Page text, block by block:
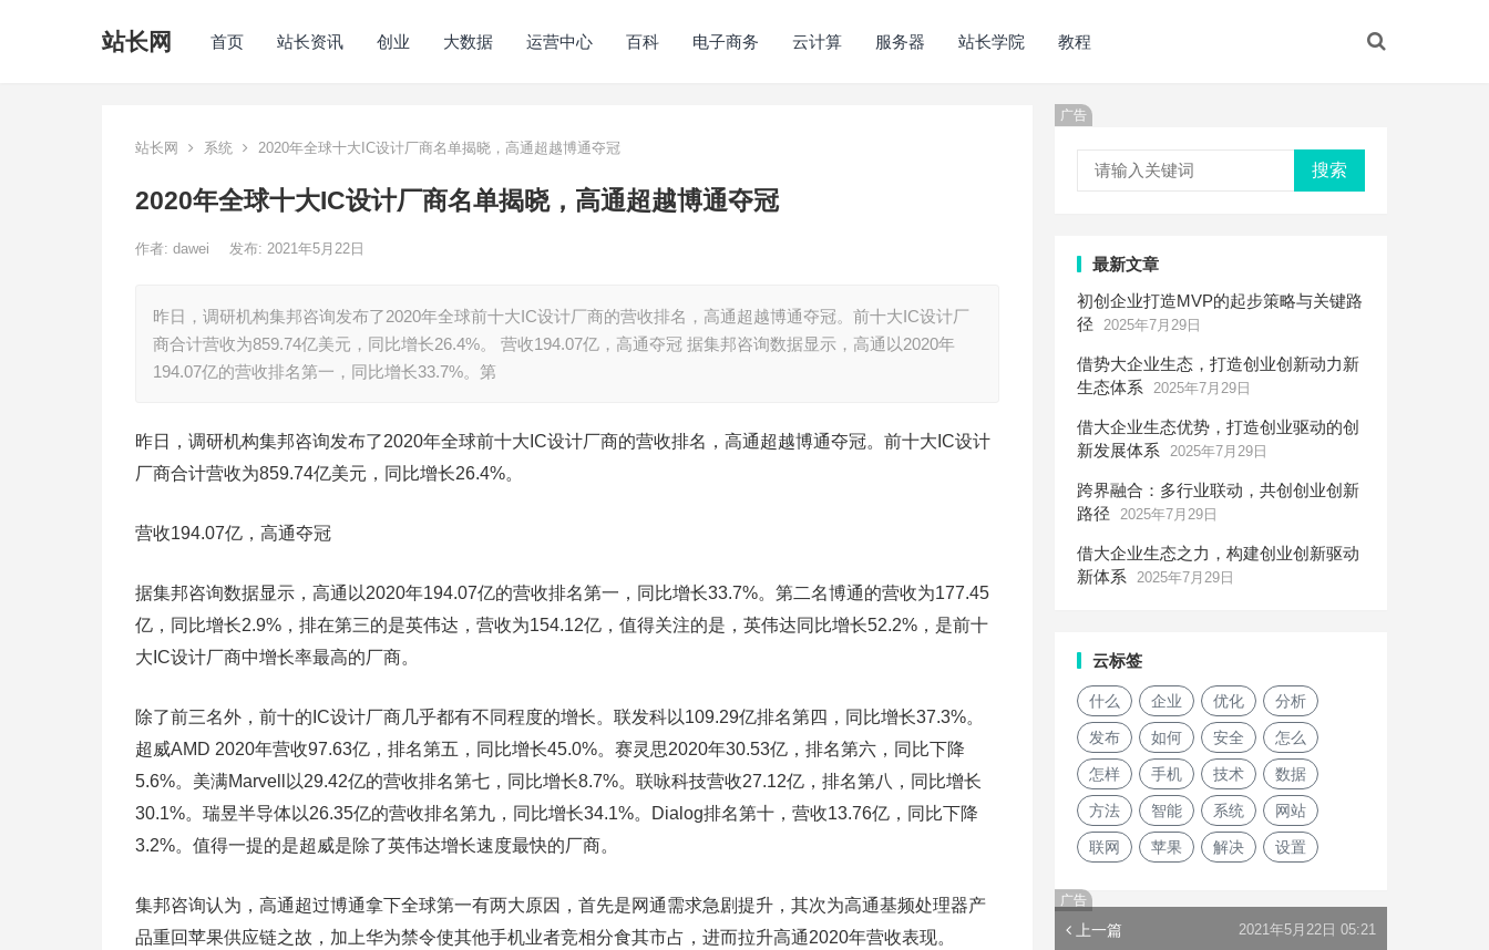
站长网 首页 站长资讯 创业 大数据 运营中心 百科 电子商务 云计算 服务器 站长学院 教程
站长网 系统 2020年全球十大IC设计厂商名单揭晓，高通超越博通夺冠
2020年全球十大IC设计厂商名单揭晓，高通超越博通夺冠
作者: dawei 发布: 2021年5月22日
昨日，调研机构集邦咨询发布了2020年全球前十大IC设计厂商的营收排名，高通超越博通夺冠。前十大IC设计厂
商合计营收为859.74亿美元，同比增长26.4%。 营收194.07亿，高通夺冠 据集邦咨询数据显示，高通以2020年
194.07亿的营收排名第一，同比增长33.7%。第
昨日，调研机构集邦咨询发布了2020年全球前十大IC设计厂商的营收排名，高通超越博通夺冠。前十大IC设计
厂商合计营收为859.74亿美元，同比增长26.4%。
营收194.07亿，高通夺冠
据集邦咨询数据显示，高通以2020年194.07亿的营收排名第一，同比增长33.7%。第二名博通的营收为177.45
亿，同比增长2.9%，排在第三的是英伟达，营收为154.12亿，值得关注的是，英伟达同比增长52.2%，是前十
大IC设计厂商中增长率最高的厂商。
除了前三名外，前十的IC设计厂商几乎都有不同程度的增长。联发科以109.29亿排名第四，同比增长37.3%。
超威AMD 2020年营收97.63亿，排名第五，同比增长45.0%。赛灵思2020年30.53亿，排名第六，同比下降
5.6%。美满Marvell以29.42亿的营收排名第七，同比增长8.7%。联咏科技营收27.12亿，排名第八，同比增长
30.1%。瑞昱半导体以26.35亿的营收排名第九，同比增长34.1%。Dialog排名第十，营收13.76亿，同比下降
3.2%。值得一提的是超威是除了英伟达增长速度最快的厂商。
集邦咨询认为，高通超过博通拿下全球第一有两大原因，首先是网通需求急剧提升，其次为高通基频处理器产
品重回苹果供应链之故，加上华为禁令使其他手机业者竞相分食其市占，进而拉升高通2020年营收表现。
广告
搜索
最新文章
初创企业打造MVP的起步策略与关键路
径
2025年7月29日
借势大企业生态，打造创业创新动力新
生态体系
2025年7月29日
借大企业生态优势，打造创业驱动的创
新发展体系
2025年7月29日
跨界融合：多行业联动，共创创业创新
路径
2025年7月29日
借大企业生态之力，构建创业创新驱动
新体系
2025年7月29日
云标签
什么 企业 优化 分析
发布 如何 安全 怎么
怎样 手机 技术 数据
方法 智能 系统 网站
联网 苹果 解决 设置
广告
上一篇 2021年5月22日 05:21